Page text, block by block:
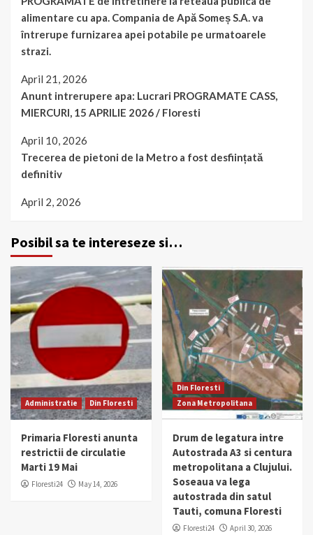
alimentare cu apa. Compania de Apă Someș S.A. va
întrerupe furnizarea apei potabile pe urmatoarele
strazi.
April 21, 2026
Anunt intrerupere apa: Lucrari PROGRAMATE CASS,
MIERCURI, 15 APRILIE 2026 / Floresti
April 10, 2026
Trecerea de pietoni de la Metro a fost desființată
definitiv
April 2, 2026
Posibil sa te intereseze si…
Administratie Din Floresti
Primaria Floresti anunta
restrictii de circulatie
Marti 19 Mai
Floresti24 May 14, 2026
Din Floresti
Zona Metropolitana
Drum de legatura intre
Autostrada A3 si centura
metropolitana a Clujului.
Soseaua va lega
autostrada din satul
Tauti, comuna Floresti
Floresti24 April 30, 2026